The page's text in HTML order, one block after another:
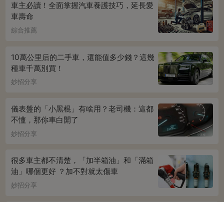
車主必讀！全面掌握汽車養護技巧，延長愛
車壽命
綜合推薦
10萬公里后的二手車，還能值多少錢？這幾
種車千萬別買！
妙招分享
儀表盤的「小黑棍」有啥用？老司機：這都
不懂，那你車白開了
妙招分享
很多車主都不清楚，「加半箱油」和「滿箱
油」哪個更好 ？加不對就太傷車
妙招分享